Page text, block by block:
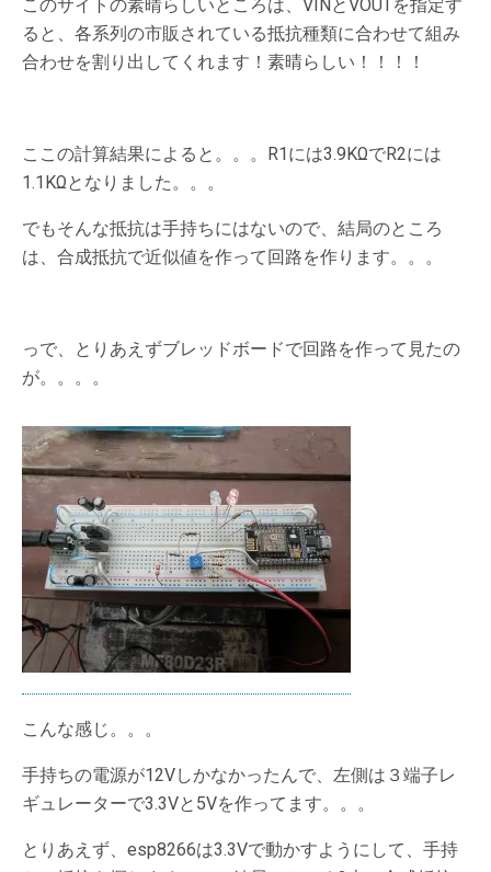
このサイトの素晴らしいところは、VINとVOUTを指定す
ると、各系列の市販されている抵抗種類に合わせて組み
合わせを割り出してくれます！素晴らしい！！！！
ここの計算結果によると。。。R1には3.9KΩでR2には
1.1KΩとなりました。。。
でもそんな抵抗は手持ちにはないので、結局のところ
は、合成抵抗で近似値を作って回路を作ります。。。
っで、とりあえずブレッドボードで回路を作って見たの
が。。。。
こんな感じ。。。
手持ちの電源が12Vしかなかったんで、左側は３端子レ
ギュレーターで3.3Vと5Vを作ってます。。。
とりあえず、esp8266は3.3Vで動かすようにして、手持